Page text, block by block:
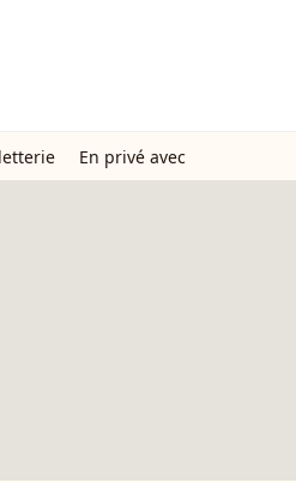
En privé avec